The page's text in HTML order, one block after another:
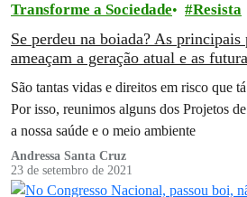
Transforme a Sociedade Resista
Se perdeu na boiada? As principais
ameaçam a geração atual e as
São tantas vidas e direitos em risco que
Por isso, reunimos alguns dos Projetos
a nossa saúde e o meio ambiente
Andressa Santa Cruz
23 de setembro de 2021